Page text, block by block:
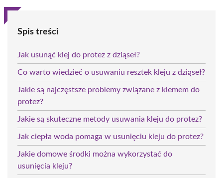
Spis treści
Jak usunąć klej do protez z dziąseł?
Co warto wiedzieć o usuwaniu resztek kleju z dziąseł?
Jakie są najczęstsze problemy związane z klemem do
protez?
Jakie są skuteczne metody usuwania kleju do protez?
Jak ciepła woda pomaga w usunięciu kleju do protez?
Jakie domowe środki można wykorzystać do
usunięcia kleju?